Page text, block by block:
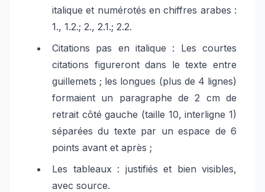
italique et numérotés en chiffres arabes :
1., 1.2.; 2., 2.1.; 2.2.
Citations pas en italique : Les courtes
citations figureront dans le texte entre
guillemets ; les longues (plus de 4 lignes)
formaient un paragraphe de 2 cm de
retrait côté gauche (taille 10, interligne 1)
séparées du texte par un espace de 6
points avant et après ;
Les tableaux : justifiés et bien visibles,
avec source.